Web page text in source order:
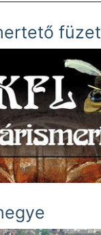
füzet